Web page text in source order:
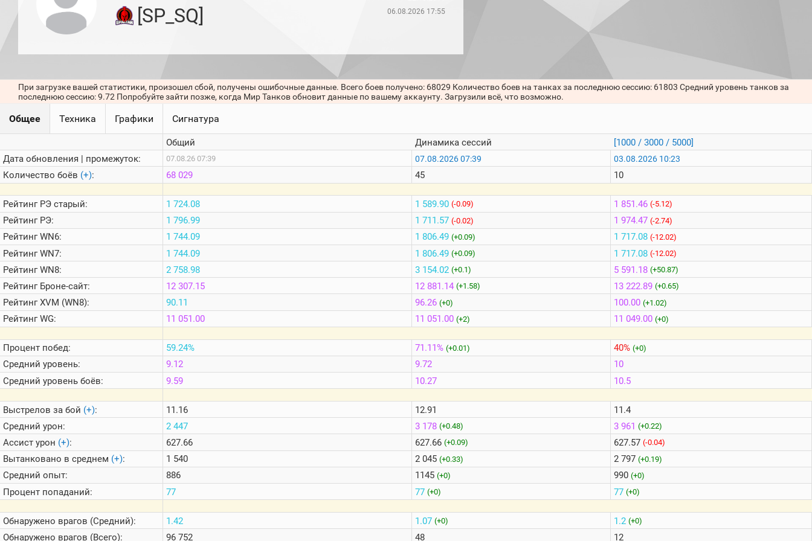
последние
сессии)
1000
стримеров
Информация
Онлайн
Цветовая
шкала
Теlegram
ВК
Портал
Мира
[SP_SQ]
06.08.2026 17:55
При загрузке вашей статистики, произошел сбой, получены ошибочные данные. Всего боев получено: 68029 Количество боев на танках за последнюю сессию: 61803 Средний уровень танков за
последнюю сессию: 9.72 Попробуйте зайти позже, когда Мир Танков обновит данные по вашему аккаунту. Загрузили всё, что возможно.
Общее Техника Графики Сигнатура
Дата обновления | промежуток:
Количество боёв (+):
РейтингРЭ старый:
РейтингРЭ:
РейтингWN6:
РейтингWN7:
РейтингWN8:
РейтингБроне-сайт:
РейтингXVM (WN8):
РейтингWG:
Процент побед:
Средний уровень:
Средний уровень боёв:
Выстрелов за бой (+):
Средний урон:
Ассист урон (+):
Вытанковано в среднем (+):
Средний опыт:
Процент попаданий:
Обнаружено врагов (Средний):
Обнаружено врагов (Всего):
Общий
07.08.26 07:39
68 029
1 724.08
1 796.99
1 744.09
1 744.09
2 758.98
12 307.15
90.11
11 051.00
59.24%
9.12
9.59
11.16
2 447
627.66
1 540
886
77
1.42
96 752
Динамика сессий
07.08.2026 07:39
45
1 589.90 (-0.09)
1 711.57 (-0.02)
1 806.49 (+0.09)
1 806.49 (+0.09)
3 154.02 (+0.1)
12 881.14 (+1.58)
96.26 (+0)
11 051.00 (+2)
71.11%(+0.01)
9.72
10.27
12.91
3 178(+0.48)
627.66(+0.09)
2 045(+0.33)
1145(+0)
77(+0)
1.07(+0)
48
[1000 / 3000 / 5000]
03.08.2026 10:23
10
1 851.46 (-5.12)
1 974.47 (-2.74)
1 717.08 (-12.02)
1 717.08 (-12.02)
5 591.18 (+50.87)
13 222.89 (+0.65)
100.00 (+1.02)
11 049.00 (+0)
40% (+0)
10
10.5
11.4
3 961 (+0.22)
627.57 (-0.04)
2 797 (+0.19)
990 (+0)
77 (+0)
1.2 (+0)
12